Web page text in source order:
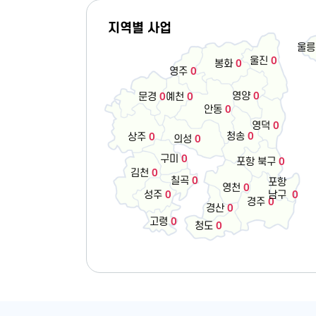
지역별 사업
경산 0
경주 0
고령 0
구미 0
김천 0
문경 0
봉화 0
상주 0
성주 0
안동 0
영덕 0
영양 0
영주 0
영천 0
예천 0
울
울진 0
의성 0
청도 0
청송 0
칠곡 0
포항
남구 0
포항 북구 0